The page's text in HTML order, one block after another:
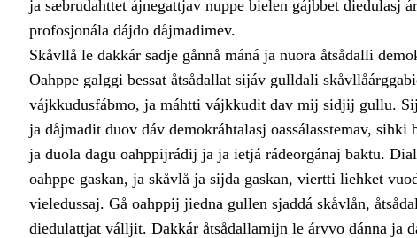
ja sæbrudahttet ájnegattjav nuppe bielen gájbbet diedulasj
profosjonála dájdo dåjmadimev.
Skåvllå le dakkár sadje gånnå máná ja nuora åtsådalli
Oahppe galggi bessat åtsådallat sijáv gulldali
vájkkudusfábmo, ja máhtti vájkkudit dav mij sidjij gullu.
ja dåjmadit duov dáv demokráhtalasj oassálasstemav,
ja duola dagu oahppijrádij ja ja ietjá rádeorgánaj baktu.
oahppe gaskan, ja skåvlå ja sijda gaskan, viertti liehket
vieledussaj. Gå oahppij jiedna gullen sjaddá skåvlån,
diedulattjat válljit. Dakkár åtsådallamijn le árvvo dánna ja